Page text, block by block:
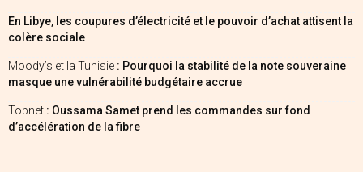
En Libye, les coupures d’électricité et le pouvoir d’achat attisent la
colère sociale
Moody’s et la Tunisie : Pourquoi la stabilité de la note souveraine
masque une vulnérabilité budgétaire accrue
Topnet : Oussama Samet prend les commandes sur fond
d’accélération de la fibre